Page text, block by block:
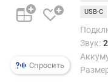
о
т
р
о
Спросить
USB-C
Звук: